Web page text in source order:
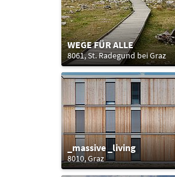
WEGE FÜR ALLE
8061, St. Radegund bei Graz
_massive _living
8010, Graz